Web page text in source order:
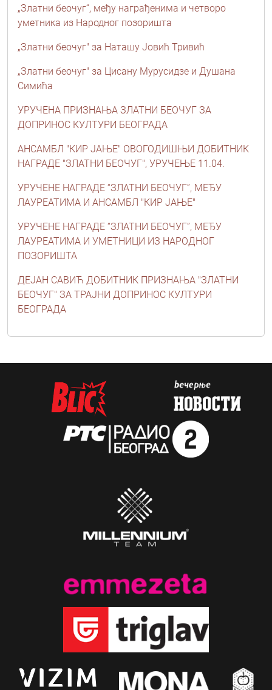
„Златни беочуг“, међу награђенима и четворо
уметника из Народног позоришта
„Златни беочуг" за Наташу Јовић Тривић
„Златни беочуг" за Цисану Мурусидзе и Душана
Симића
УРУЧЕНА ПРИЗНАЊА ЗЛАТНИ БЕОЧУГ ЗА
ДОПРИНОС КУЛТУРИ БЕОГРАДА
АНСАМБЛ "КИР ЈАЊЕ" ОВОГОДИШЊИ ДОБИТНИК
НАГРАДЕ "ЗЛАТНИ БЕОЧУГ", УРУЧЕЊЕ 11.04.
УРУЧЕНЕ НАГРАДЕ “ЗЛАТНИ БЕОЧУГ”, МЕЂУ
ЛАУРЕАТИМА И АНСАМБЛ "КИР ЈАЊЕ"
УРУЧЕНЕ НАГРАДЕ “ЗЛАТНИ БЕОЧУГ”, МЕЂУ
ЛАУРЕАТИМА И УМЕТНИЦИ ИЗ НАРОДНОГ
ПОЗОРИШТА
ДЕЈАН САВИЋ ДОБИТНИК ПРИЗНАЊА "ЗЛАТНИ
БЕОЧУГ" ЗА ТРАЈНИ ДОПРИНОС КУЛТУРИ
БЕОГРАДА